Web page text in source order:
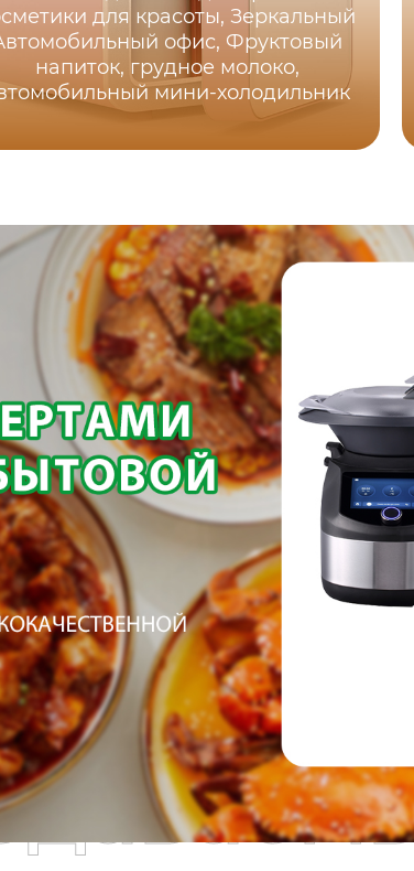
для красоты, Зеркальный
офис, Фруктовый
напиток, грудное молоко,
мини-холодильник